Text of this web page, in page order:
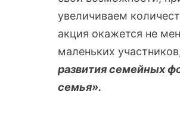
увеличиваем
акция окажется не
маленьких
развития семейных
семья».